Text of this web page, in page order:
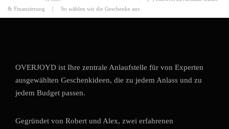
& Finanzierung
| So wählen wir die Geschenke aus
OVERJOYD ist Ihre zentrale Anlaufstelle für von Experten
ausgewählten Geschenkideen, die zu jedem Anlass und zu
jedem Budget passen.
Gegründet von Robert und Alex, zwei erfahrenen